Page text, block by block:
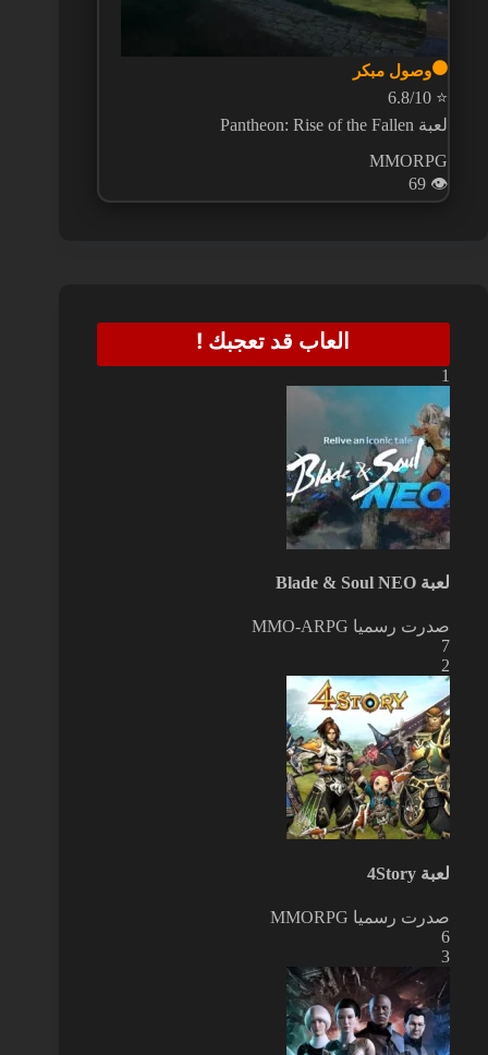
🟠وصول مبكر
⭐
6.8/10
لعبة Pantheon: Rise of the Fallen
MMORPG
👁️
69
العاب قد تعجبك !
1
لعبة Blade & Soul NEO
صدرت رسميا MMO-ARPG
7
2
لعبة 4Story
صدرت رسميا MMORPG
6
3